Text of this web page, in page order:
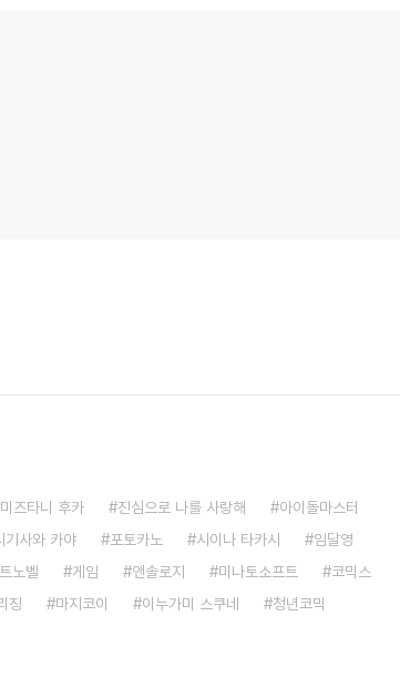
미즈타니 후카 진심으로 나를 사랑해
아이돌마스터
기사와 카야 포토카노 시이나 타카시
임달영
노벨 게임 앤솔로지 미나토소프트
코믹스
징 마지코이 이누가미 스쿠네
청년코믹